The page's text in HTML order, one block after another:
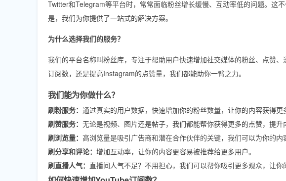
Twitter和Telegram等平台时，常常面临粉丝增长缓慢、互动率低的问题。这
是，我们为你提供了一站式的解决方案。
为什么选择我们的服务？
我们的平台名称叫粉丝库，专注于帮助用户快速增加社交媒体的粉丝、点赞
订阅数，还是提高Instagram的点赞量，我们都能助你一臂之力。
我们能为你做什么？
刷粉服务： 通过真实的用户数据，快速增加你的粉丝数量，让你的内容获得更
刷赞服务： 无论是视频、图片还是帖子，我们都能帮你获得更多的点赞，提升
刷浏览量： 高浏览量是吸引广告商和潜在合作伙伴的关键，我们可以为你的内
刷分享和评论： 增加互动率，让你的内容更容易被推荐给更多用户。
刷直播人气： 直播间人气不足？不用担心，我们可以帮你吸引更多观众，让你